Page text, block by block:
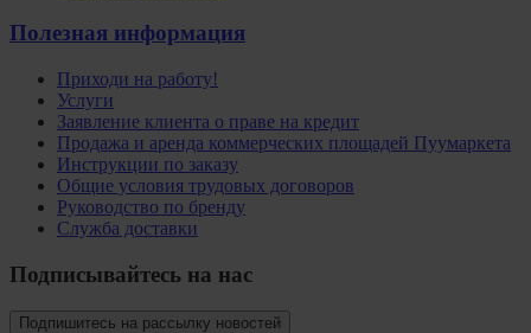
Полезная информация
Приходи на работу!
Услуги
Заявление клиента о праве на кредит
Продажа и аренда коммерческих площадей Пуумаркета
Инструкции по заказу
Общие условия трудовых договоров
Руководство по бренду
Служба доставки
Подписывайтесь на нас
Подпишитесь на рассылку новостей